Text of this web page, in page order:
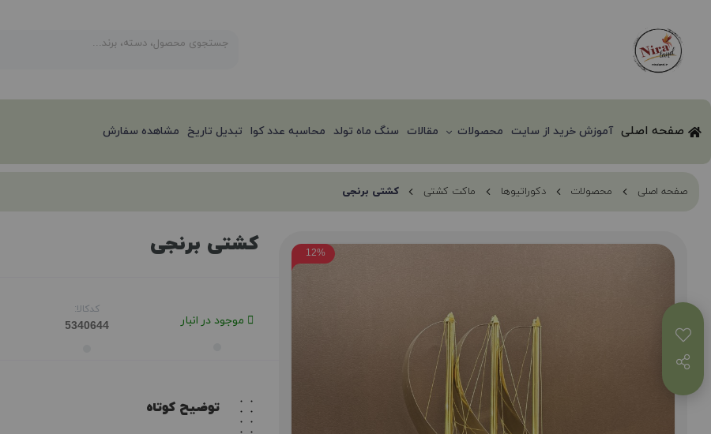
صفحه اصلی آموزش خرید از سایت محصولات مقالات سنگ ماه تولد محاسبه عدد کوا تبدیل تاریخ مشاهده سفارش
صفحه اصلی محصولات دکوراتیوها ماکت کشتی کشتی برنجی
12% کشتی برنجی
موجود در انبار
کدکالا:
توضیح کوتاه